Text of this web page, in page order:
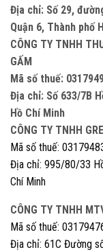
Địa chỉ: Số 29,
Quận 6, Thành phố
CÔNG TY TNHH
GẤM
Mã số thuế:
Địa chỉ: Số 633/7B
Hồ Chí Minh
CÔNG TY TNHH
Mã số thuế:
Địa chỉ: 995/80/33
Chí Minh
CÔNG TY TNHH
Mã số thuế:
Địa chỉ: 61C Đường